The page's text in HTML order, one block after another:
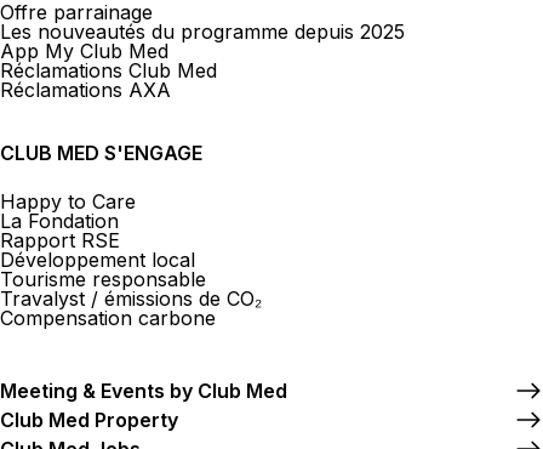
Offre parrainage
Les nouveautés du programme depuis 2025
App My Club Med
Réclamations Club Med
Réclamations AXA
CLUB MED S'ENGAGE
Happy to Care
La Fondation
Rapport RSE
Développement local
Tourisme responsable
Travalyst / émissions de CO₂
Compensation carbone
Meeting & Events by Club Med
Club Med Property